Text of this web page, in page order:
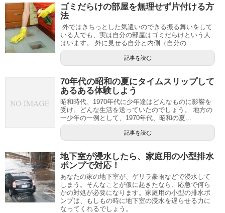
ゴミだらけの部屋を無理せず片付ける方
法
外ではきちっとした気遣いのできる振る舞いをして
いる人でも、実は自分の部屋はゴミだらけという人
はいます。 外に見せる自分と内側（自分の...
記事を読む
70年代の昭和の夏にタイムスリップして
あるある体験しよう
昭和時代、1970年代に少年達はどんなものに影響を
受け、どんな生活を送っていたのでしょう。 地方の
一少年の一例として、1970年代、昭和の夏...
記事を読む
地下室が浸水したら、家庭用の小型排水
ポンプで対応！
あなたの家の地下室が、ゲリラ豪雨などで浸水して
しまう。そんなことが仮に起きたなら、応急で何ら
かの対処が必要になります。家庭用の小型の排水ポ
ンプは、もしもの時に地下室の浸水を遅らせる力に
なってくれるでしょう。